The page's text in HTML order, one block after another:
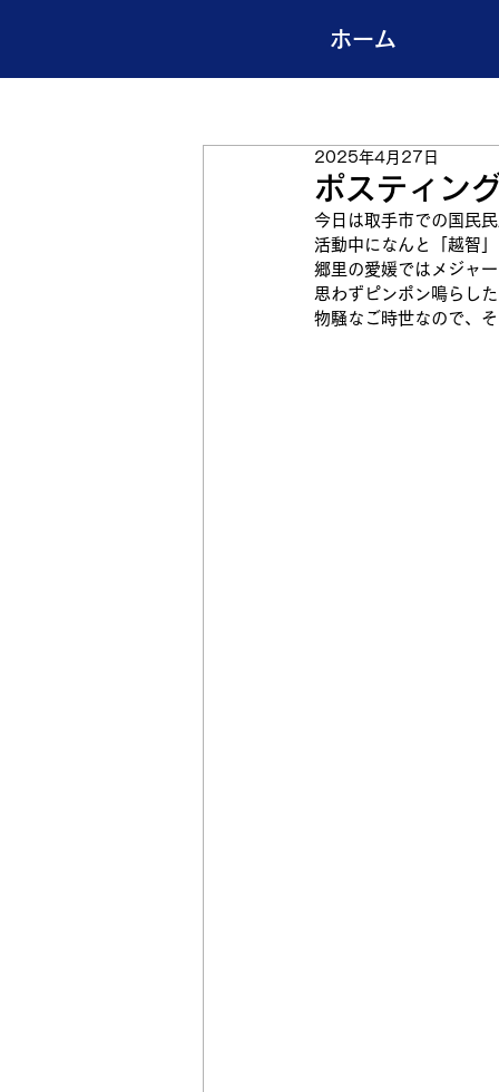
ホーム
ポスティン
2025年4月27日
今日は取手市での国民
活動中になんと「越智
郷里の愛媛ではメジャ
思わずピンポン鳴らし
物騒なご時世なので、